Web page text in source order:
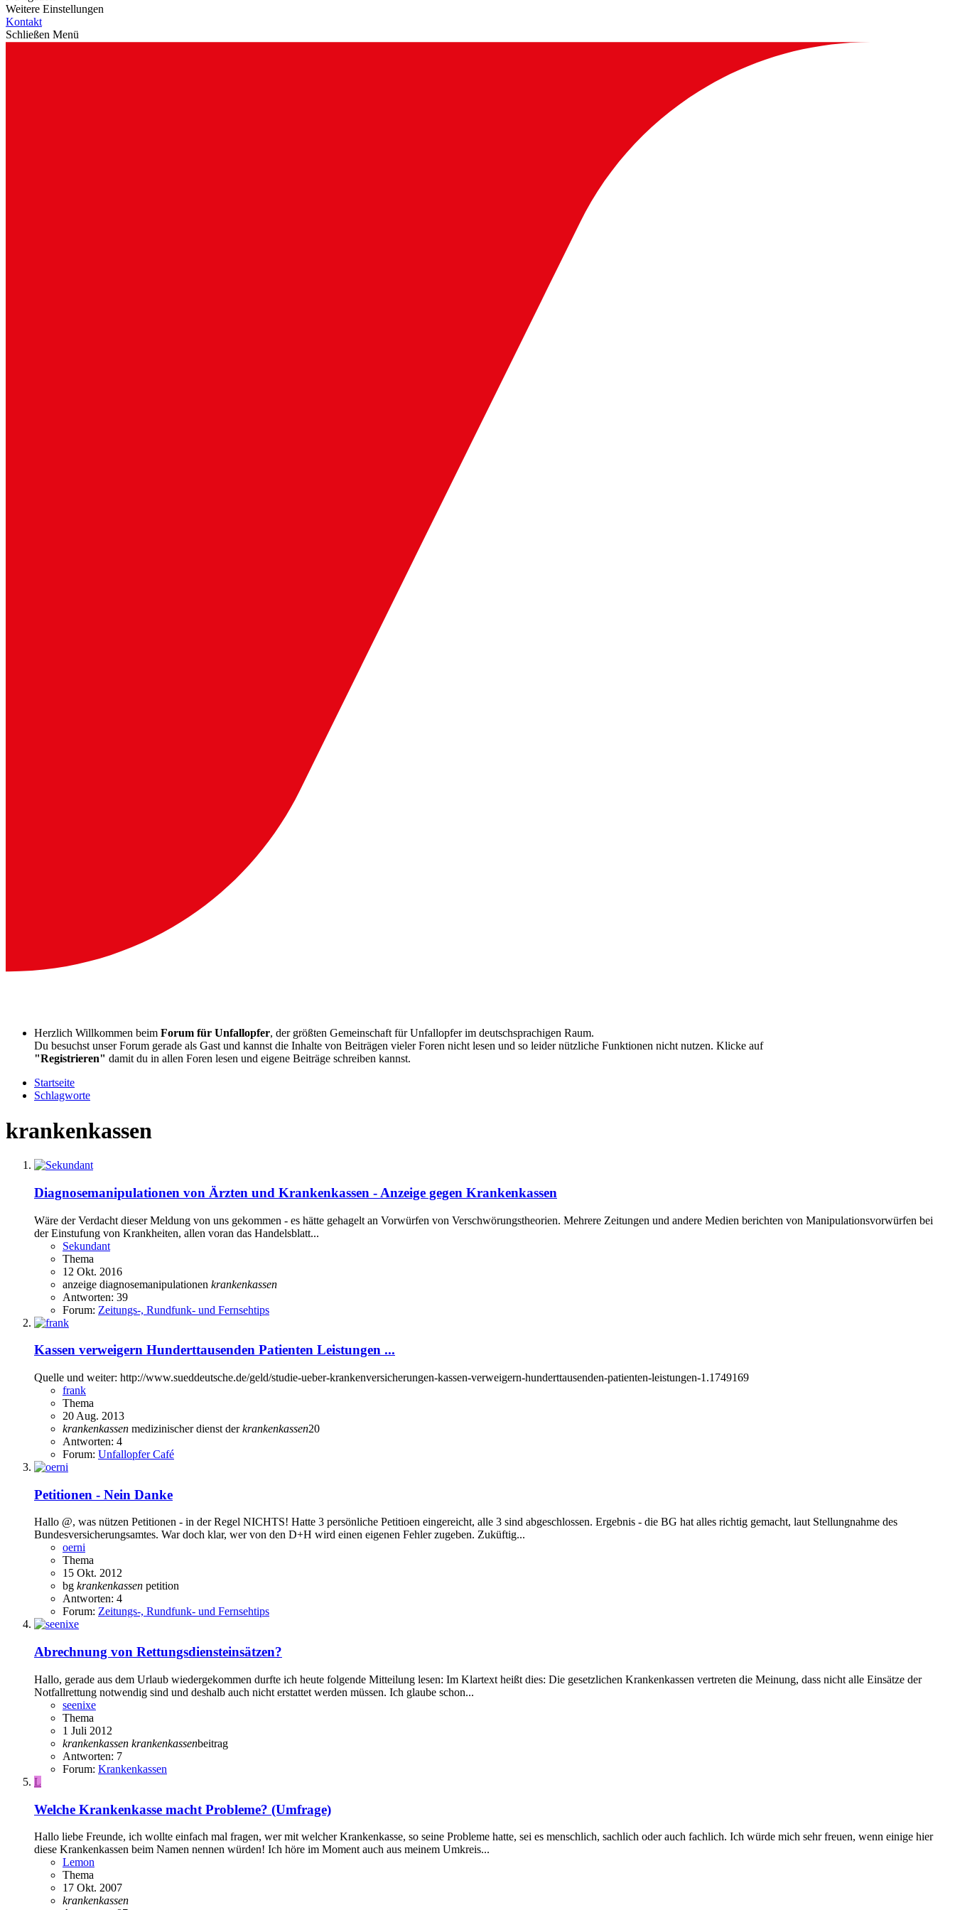
Weitere Einstellungen
Kontakt
Schließen Menü
Herzlich Willkommen beim Forum für Unfallopfer, der größten Gemeinschaft für Unfallopfer im deutschsprachigen Raum.
Du besuchst unser Forum gerade als Gast und kannst die Inhalte von Beiträgen vieler Foren nicht lesen und so leider nützliche Funktionen nicht nutzen. Klicke auf
"Registrieren" damit du in allen Foren lesen und eigene Beiträge schreiben kannst.
Startseite
Schlagworte
krankenkassen
Diagnosemanipulationen von Ärzten und Krankenkassen - Anzeige gegen Krankenkassen
Wäre der Verdacht dieser Meldung von uns gekommen - es hätte gehagelt an Vorwürfen von Verschwörungstheorien. Mehrere Zeitungen und andere Medien berichten von Manipulationsvorwürfen bei
der Einstufung von Krankheiten, allen voran das Handelsblatt...
Sekundant
Thema
12 Okt. 2016
anzeige diagnosemanipulationen krankenkassen
Antworten: 39
Forum: Zeitungs-, Rundfunk- und Fernsehtips
Kassen verweigern Hunderttausenden Patienten Leistungen ...
Quelle und weiter: http://www.sueddeutsche.de/geld/studie-ueber-krankenversicherungen-kassen-verweigern-hunderttausenden-patienten-leistungen-1.1749169
frank
Thema
20 Aug. 2013
krankenkassen medizinischer dienst derkrankenkassen20
Antworten: 4
Forum: Unfallopfer Café
Petitionen - Nein Danke
Hallo @, was nützen Petitionen - in der Regel NICHTS! Hatte 3 persönliche Petitioen eingereicht, alle 3 sind abgeschlossen. Ergebnis - die BG hat alles richtig gemacht, laut Stellungnahme des
Bundesversicherungsamtes. War doch klar, wer von den D+H wird einen eigenen Fehler zugeben. Zuküftig...
oerni
Thema
15 Okt. 2012
bg krankenkassen petition
Antworten: 4
Forum: Zeitungs-, Rundfunk- und Fernsehtips
Abrechnung von Rettungsdiensteinsätzen?
Hallo, gerade aus dem Urlaub wiedergekommen durfte ich heute folgende Mitteilung lesen: Im Klartext heißt dies: Die gesetzlichen Krankenkassen vertreten die Meinung, dass nicht alle Einsätze der
Notfallrettung notwendig sind und deshalb auch nicht erstattet werden müssen. Ich glaube schon...
seenixe
Thema
1 Juli 2012
krankenkassen krankenkassenbeitrag
Antworten: 7
Forum: Krankenkassen
L
Welche Krankenkasse macht Probleme? (Umfrage)
Hallo liebe Freunde, ich wollte einfach mal fragen, wer mit welcher Krankenkasse, so seine Probleme hatte, sei es menschlich, sachlich oder auch fachlich. Ich würde mich sehr freuen, wenn einige hier
diese Krankenkassen beim Namen nennen würden! Ich höre im Moment auch aus meinem Umkreis...
Lemon
Thema
17 Okt. 2007
krankenkassen